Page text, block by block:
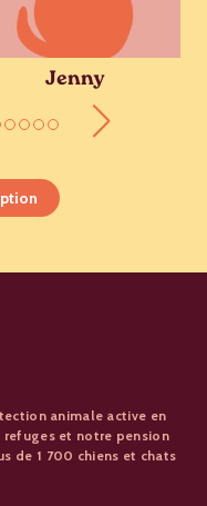
Jenny
animale active en
refuges et notre pension
de 1 700 chiens et chats